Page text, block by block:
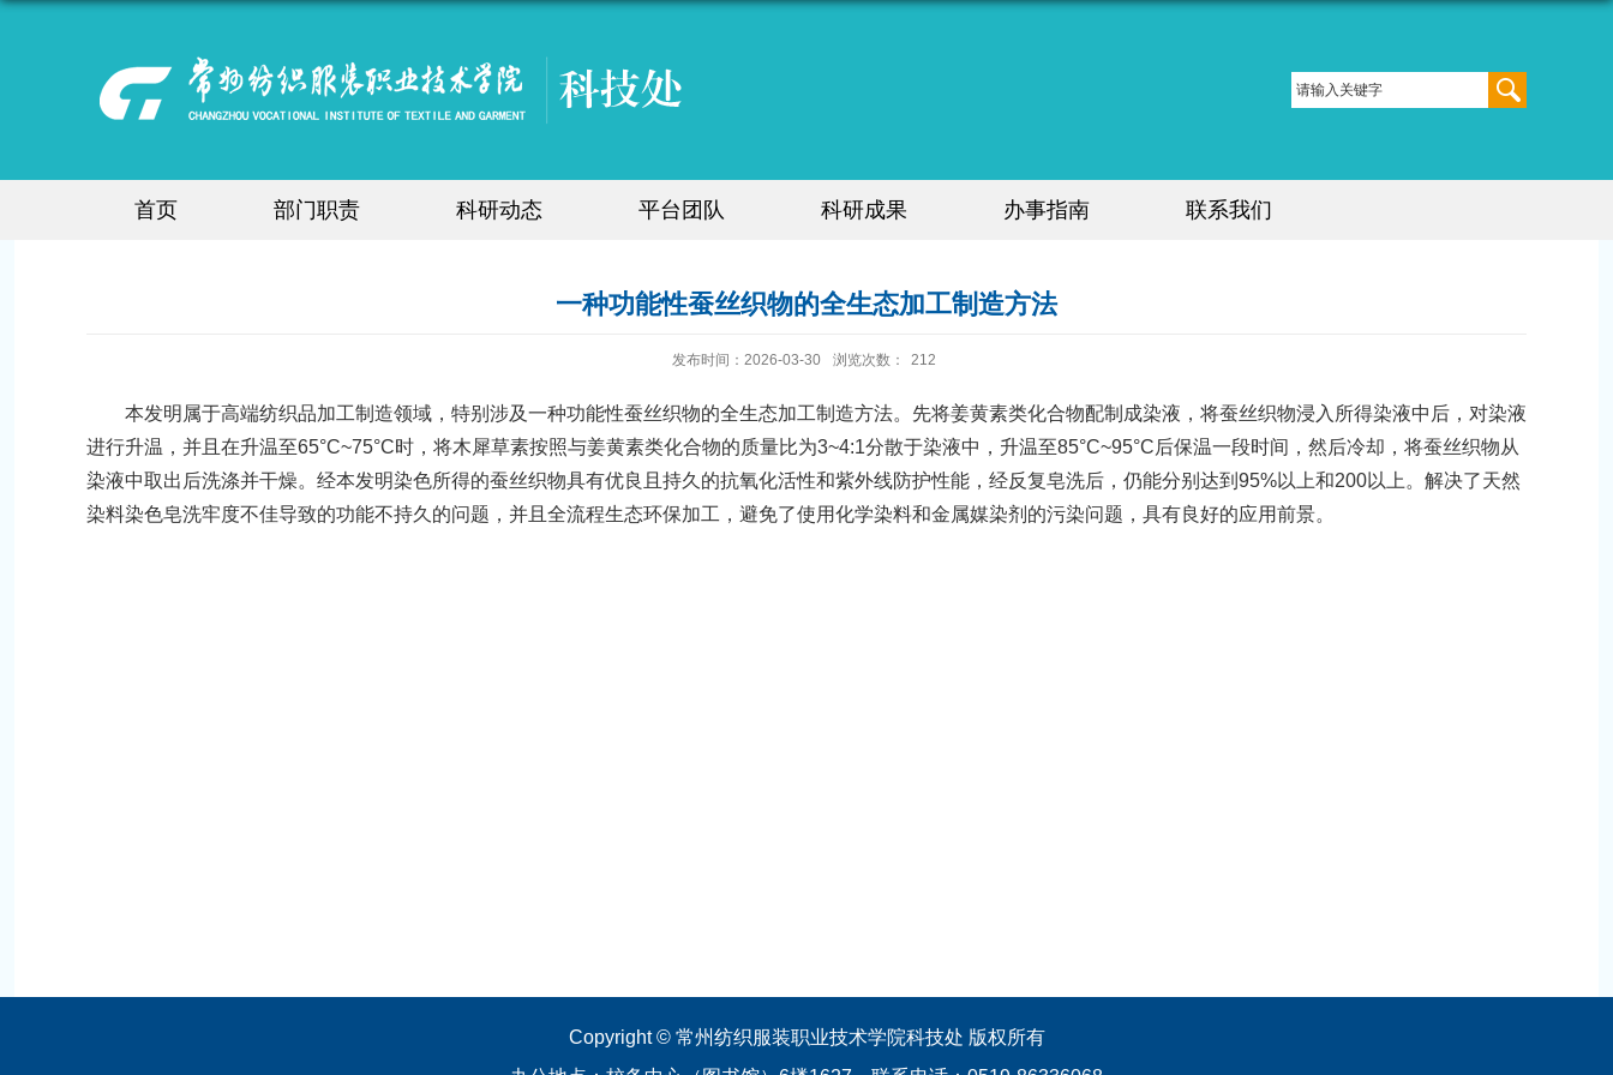
首页 部门职责 科研动态 平台团队 科研成果 办事指南 联系我们
一种功能性蚕丝织物的全生态加工制造方法
发布时间：2026-03-30 浏览次数： 212
本发明属于高端纺织品加工制造领域，特别涉及一种功能性蚕丝织物的全生态加工制造方法。先将姜黄素类化合物配制成染液，将蚕丝织物浸入所得染液中后，对染液
进行升温，并且在升温至65°C~75°C时，将木犀草素按照与姜黄素类化合物的质量比为3~4:1分散于染液中，升温至85°C~95°C后保温一段时间，然后冷却，将蚕丝织物从
染液中取出后洗涤并干燥。经本发明染色所得的蚕丝织物具有优良且持久的抗氧化活性和紫外线防护性能，经反复皂洗后，仍能分别达到95%以上和200以上。解决了天然
染料染色皂洗牢度不佳导致的功能不持久的问题，并且全流程生态环保加工，避免了使用化学染料和金属媒染剂的污染问题，具有良好的应用前景。
Copyright © 常州纺织服装职业技术学院科技处 版权所有